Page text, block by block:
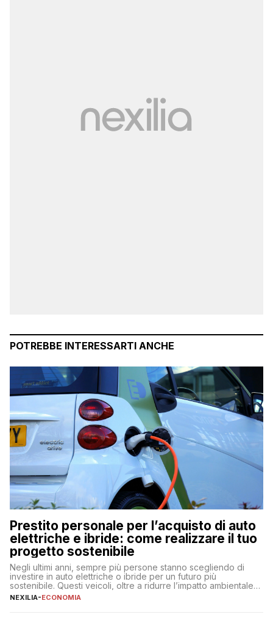
POTREBBE INTERESSARTI ANCHE
Prestito personale per l’acquisto di auto
elettriche e ibride: come realizzare il tuo
progetto sostenibile
Negli ultimi anni, sempre più persone stanno scegliendo di
investire in auto elettriche o ibride per un futuro più
sostenibile. Questi veicoli, oltre a ridurre l’impatto ambientale,
offrono vantaggi economici a lungo termine, come minori costi
NEXILIA-ECONOMIA